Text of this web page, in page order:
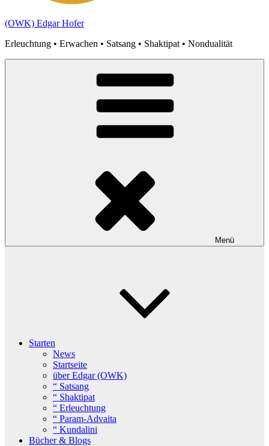
(OWK) Edgar Hofer
Erleuchtung • Erwachen • Satsang • Shaktipat • Nondualität
Menü
Starten
News
Startseite
über Edgar (OWK)
“ Satsang
“ Shaktipat
“ Erleuchtung
“ Param-Advaita
“ Kundalini
Bücher & Blogs